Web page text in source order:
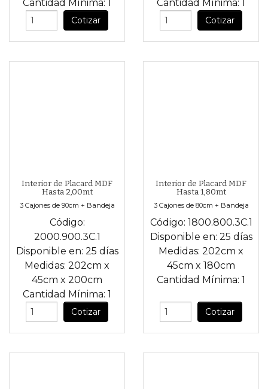
Cantidad Mínima: 1
Cotizar
Cantidad Mínima: 1
Cotizar
Interior de Placard MDF
Hasta 2,00mt
3 Cajones de 90cm + Bandeja
Código:
2000.900.3C.1
Disponible en: 25 días
Medidas: 202cm x
45cm x 200cm
Cantidad Mínima: 1
Cotizar
Interior de Placard MDF
Hasta 1,80mt
3 Cajones de 80cm + Bandeja
Código: 1800.800.3C.1
Disponible en: 25 días
Medidas: 202cm x
45cm x 180cm
Cantidad Mínima: 1
Cotizar